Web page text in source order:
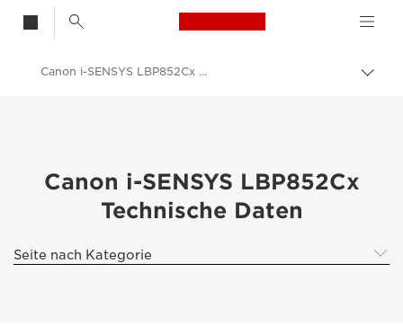
Canon Logo, back
Auf
Business-Produkte
Business Drucker und Faxgeräte
Canon i-SENSYS LBP852Cx – Technische Daten
Canon i-SENSYS LBP852Cx
Technische Daten
Seite nach Kategorie